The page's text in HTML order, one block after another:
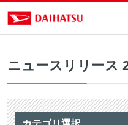
ニュースリリース